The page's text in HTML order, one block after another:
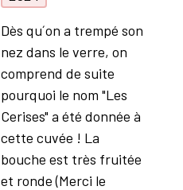
Dès qu´on a trempé son
nez dans le verre, on
comprend de suite
pourquoi le nom "Les
Cerises" a été donnée à
cette cuvée ! La
bouche est très fruitée
et ronde (Merci le